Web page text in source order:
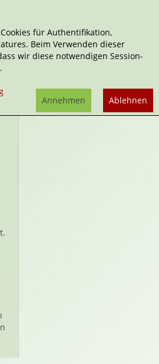
für Authentifikation,
Beim Verwenden dieser
wir diese notwendigen Session-
Ablehnen
Annehmen